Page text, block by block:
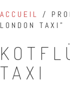
ACCUEIL /
LONDON TAXI”
TAXI